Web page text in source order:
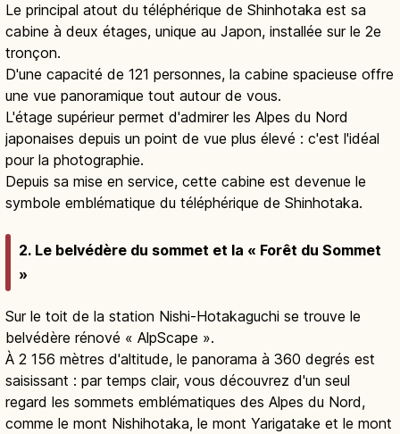
Le principal atout du téléphérique de Shinhotaka est sa
cabine à deux étages, unique au Japon, installée sur le 2e
tronçon.
D'une capacité de 121 personnes, la cabine spacieuse offre
une vue panoramique tout autour de vous.
L'étage supérieur permet d'admirer les Alpes du Nord
japonaises depuis un point de vue plus élevé : c'est l'idéal
pour la photographie.
Depuis sa mise en service, cette cabine est devenue le
symbole emblématique du téléphérique de Shinhotaka.
2. Le belvédère du sommet et la « Forêt du Sommet
»
Sur le toit de la station Nishi-Hotakaguchi se trouve le
belvédère rénové « AlpScape ».
À 2 156 mètres d'altitude, le panorama à 360 degrés est
saisissant : par temps clair, vous découvrez d'un seul
regard les sommets emblématiques des Alpes du Nord,
comme le mont Nishihotaka, le mont Yarigatake et le mont